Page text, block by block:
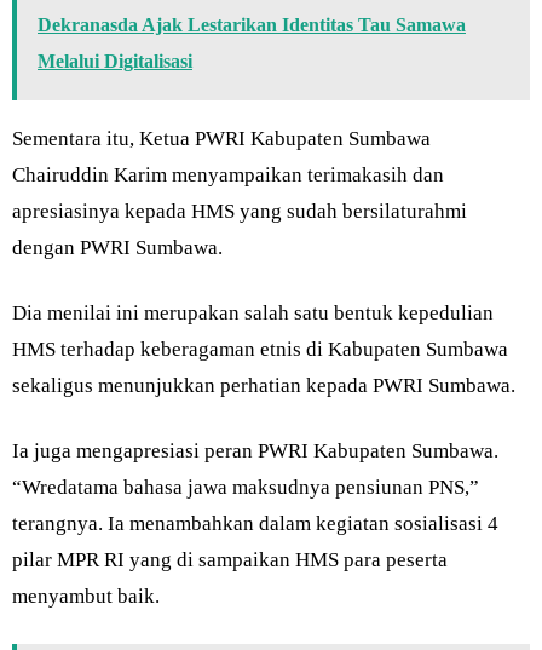
Dekranasda Ajak Lestarikan Identitas Tau Samawa
Melalui Digitalisasi
Sementara itu, Ketua PWRI Kabupaten Sumbawa
Chairuddin Karim menyampaikan terimakasih dan
apresiasinya kepada HMS yang sudah bersilaturahmi
dengan PWRI Sumbawa.
Dia menilai ini merupakan salah satu bentuk kepedulian
HMS terhadap keberagaman etnis di Kabupaten Sumbawa
sekaligus menunjukkan perhatian kepada PWRI Sumbawa.
Ia juga mengapresiasi peran PWRI Kabupaten Sumbawa.
“Wredatama bahasa jawa maksudnya pensiunan PNS,”
terangnya. Ia menambahkan dalam kegiatan sosialisasi 4
pilar MPR RI yang di sampaikan HMS para peserta
menyambut baik.